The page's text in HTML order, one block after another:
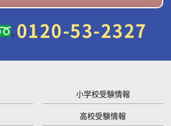
0120-53-2327
小学校受験情報
高校受験情報